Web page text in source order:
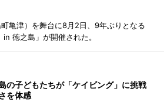
亀津）を舞台に8月2日、9年ぶりとなる
徳之島」が開催された。
の子どもたちが「ケイビング」に挑戦
を体感